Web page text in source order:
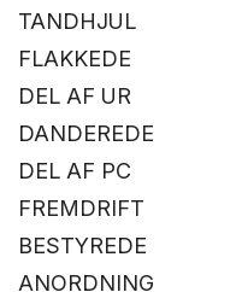
TANDHJUL
FLAKKEDE
DEL AF UR
DANDEREDE
DEL AF PC
FREMDRIFT
BESTYREDE
ANORDNING